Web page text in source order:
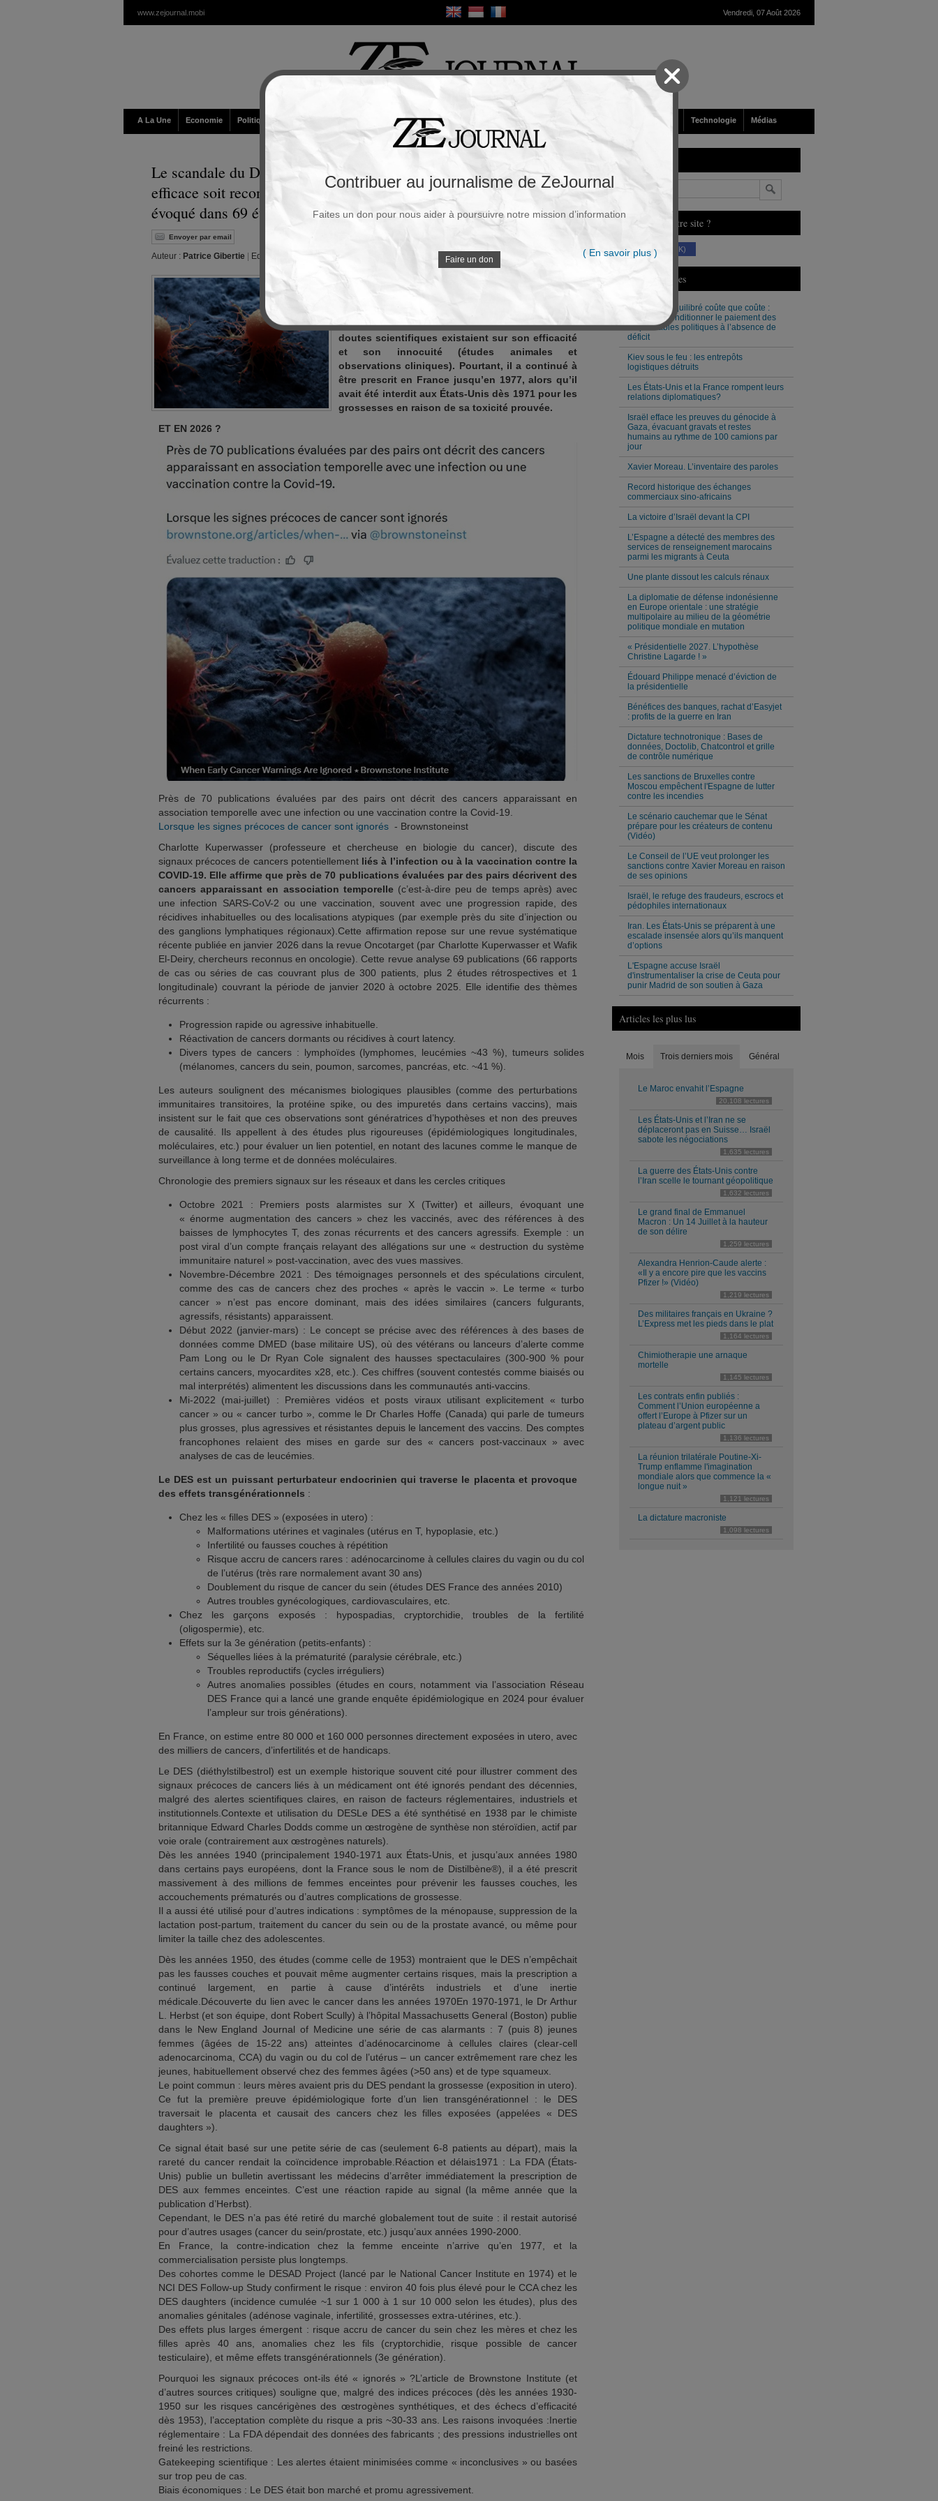
www.zejournal.mobi Vendredi, 07 Août 2026
A La Une Economie Politique / Géopolitique Religion Sport France / Europe Société Technologie Médias
Le scandale du Distilbene: 30 ans pour que cette molécule sure et
efficace soit reconnue cancérigène. Combien pour l’ARNm covid
évoqué dans 69 études?
Envoyer par email Souscrire à la newsletter
Auteur : Patrice Gibertie Editeur : Jeudi, 05 Févr. 2026 - 16h14
Il a été prescrit à environ 200 000 femmes
enceintes entre 1948 et 1977 pour prévenir les
prématurés.Dès les années 1950-1960, des
doutes scientifiques existaient sur son efficacité
et son innocuité (études animales et
observations cliniques). Pourtant, il a continué à
être prescrit en France jusqu’en 1977, alors qu’il
avait été interdit aux États-Unis dès 1971 pour les
grossesses en raison de sa toxicité prouvée.
ET EN 2026 ?
Près de 70 publications évaluées par des pairs ont décrit des cancers apparaissant en
association temporelle avec une infection ou une vaccination contre la Covid-19.
Lorsque les signes précoces de cancer sont ignorés - Brownstoneinst
Charlotte Kuperwasser (professeure et chercheuse en biologie du cancer), discute des
signaux précoces de cancers potentiellement liés à l’infection ou à la vaccination contre la
COVID-19. Elle affirme que près de 70 publications évaluées par des pairs décrivent des
cancers apparaissant en association temporelle(c’est-à-dire peu de temps après) avec
une infection SARS-CoV-2 ou une vaccination, souvent avec une progression rapide, des
récidives inhabituelles ou des localisations atypiques (par exemple près du site d’injection ou
des ganglions lymphatiques régionaux).Cette affirmation repose sur une revue systématique
récente publiée en janvier 2026 dans la revue Oncotarget (par Charlotte Kuperwasser et Wafik
El-Deiry, chercheurs reconnus en oncologie). Cette revue analyse 69 publications (66 rapports
de cas ou séries de cas couvrant plus de 300 patients, plus 2 études rétrospectives et 1
longitudinale) couvrant la période de janvier 2020 à octobre 2025. Elle identifie des thèmes
récurrents :
Progression rapide ou agressive inhabituelle.
Réactivation de cancers dormants ou récidives à court latency.
Divers types de cancers : lymphoïdes (lymphomes, leucémies ~43 %), tumeurs solides
(mélanomes, cancers du sein, poumon, sarcomes, pancréas, etc. ~41 %).
Les auteurs soulignent des mécanismes biologiques plausibles (comme des perturbations
immunitaires transitoires, la protéine spike, ou des impuretés dans certains vaccins), mais
insistent sur le fait que ces observations sont génératrices d’hypothèses et non des preuves
de causalité. Ils appellent à des études plus rigoureuses (épidémiologiques longitudinales,
moléculaires, etc.) pour évaluer un lien potentiel, en notant des lacunes comme le manque de
surveillance à long terme et de données moléculaires.
Chronologie des premiers signaux sur les réseaux et dans les cercles critiques
Octobre 2021 : Premiers posts alarmistes sur X (Twitter) et ailleurs, évoquant une
« énorme augmentation des cancers » chez les vaccinés, avec des références à des
baisses de lymphocytes T, des zonas récurrents et des cancers agressifs. Exemple : un
post viral d’un compte français relayant des allégations sur une « destruction du système
immunitaire naturel » post-vaccination, avec des vues massives.
Novembre-Décembre 2021 : Des témoignages personnels et des spéculations circulent,
comme des cas de cancers chez des proches « après le vaccin ». Le terme « turbo
cancer » n’est pas encore dominant, mais des idées similaires (cancers fulgurants,
agressifs, résistants) apparaissent.
Début 2022 (janvier-mars) : Le concept se précise avec des références à des bases de
données comme DMED (base militaire US), où des vétérans ou lanceurs d’alerte comme
Pam Long ou le Dr Ryan Cole signalent des hausses spectaculaires (300-900 % pour
certains cancers, myocardites x28, etc.). Ces chiffres (souvent contestés comme biaisés ou
mal interprétés) alimentent les discussions dans les communautés anti-vaccins.
Mi-2022 (mai-juillet) : Premières vidéos et posts viraux utilisant explicitement « turbo
cancer » ou « cancer turbo », comme le Dr Charles Hoffe (Canada) qui parle de tumeurs
plus grosses, plus agressives et résistantes depuis le lancement des vaccins. Des comptes
francophones relaient des mises en garde sur des « cancers post-vaccinaux » avec
analyses de cas de leucémies.
Le DES est un puissant perturbateur endocrinien qui traverse le placenta et provoque
des effets transgénérationnels :
Chez les « filles DES » (exposées in utero) :
Malformations utérines et vaginales (utérus en T, hypoplasie, etc.)
Infertilité ou fausses couches à répétition
Risque accru de cancers rares : adénocarcinome à cellules claires du vagin ou du col
de l’utérus (très rare normalement avant 30 ans)
Doublement du risque de cancer du sein (études DES France des années 2010)
Autres troubles gynécologiques, cardiovasculaires, etc.
Chez les garçons exposés : hypospadias, cryptorchidie, troubles de la fertilité
(oligospermie), etc.
Effets sur la 3e génération (petits-enfants) :
Séquelles liées à la prématurité (paralysie cérébrale, etc.)
Troubles reproductifs (cycles irréguliers)
Autres anomalies possibles (études en cours, notamment via l’association Réseau
DES France qui a lancé une grande enquête épidémiologique en 2024 pour évaluer
l’ampleur sur trois générations).
En France, on estime entre 80 000 et 160 000 personnes directement exposées in utero, avec
des milliers de cancers, d’infertilités et de handicaps.
Le DES (diéthylstilbestrol) est un exemple historique souvent cité pour illustrer comment des
signaux précoces de cancers liés à un médicament ont été ignorés pendant des décennies,
malgré des alertes scientifiques claires, en raison de facteurs réglementaires, industriels et
institutionnels.Contexte et utilisation du DESLe DES a été synthétisé en 1938 par le chimiste
britannique Edward Charles Dodds comme un œstrogène de synthèse non stéroïdien, actif par
voie orale (contrairement aux œstrogènes naturels).
Dès les années 1940 (principalement 1940-1971 aux États-Unis, et jusqu’aux années 1980
dans certains pays européens, dont la France sous le nom de Distilbène®), il a été prescrit
massivement à des millions de femmes enceintes pour prévenir les fausses couches, les
accouchements prématurés ou d’autres complications de grossesse.
Il a aussi été utilisé pour d’autres indications : symptômes de la ménopause, suppression de la
lactation post-partum, traitement du cancer du sein ou de la prostate avancé, ou même pour
limiter la taille chez des adolescentes.
Dès les années 1950, des études (comme celle de 1953) montraient que le DES n’empêchait
pas les fausses couches et pouvait même augmenter certains risques, mais la prescription a
continué largement, en partie à cause d’intérêts industriels et d’une inertie
médicale.Découverte du lien avec le cancer dans les années 1970En 1970-1971, le Dr Arthur
L. Herbst (et son équipe, dont Robert Scully) à l’hôpital Massachusetts General (Boston) publie
dans le New England Journal of Medicine une série de cas alarmants : 7 (puis 8) jeunes
femmes (âgées de 15-22 ans) atteintes d’adénocarcinome à cellules claires (clear-cell
adenocarcinoma, CCA) du vagin ou du col de l’utérus – un cancer extrêmement rare chez les
jeunes, habituellement observé chez des femmes âgées (>50 ans) et de type squameux.
Le point commun : leurs mères avaient pris du DES pendant la grossesse (exposition in utero).
Ce fut la première preuve épidémiologique forte d’un lien transgénérationnel : le DES
traversait le placenta et causait des cancers chez les filles exposées (appelées « DES
daughters »).
Ce signal était basé sur une petite série de cas (seulement 6-8 patients au départ), mais la
rareté du cancer rendait la coïncidence improbable.Réaction et délais1971 : La FDA (États-
Unis) publie un bulletin avertissant les médecins d’arrêter immédiatement la prescription de
DES aux femmes enceintes. C’est une réaction rapide au signal (la même année que la
publication d’Herbst).
Cependant, le DES n’a pas été retiré du marché globalement tout de suite : il restait autorisé
pour d’autres usages (cancer du sein/prostate, etc.) jusqu’aux années 1990-2000.
En France, la contre-indication chez la femme enceinte n’arrive qu’en 1977, et la
commercialisation persiste plus longtemps.
Des cohortes comme le DESAD Project (lancé par le National Cancer Institute en 1974) et le
NCI DES Follow-up Study confirment le risque : environ 40 fois plus élevé pour le CCA chez les
DES daughters (incidence cumulée ~1 sur 1 000 à 1 sur 10 000 selon les études), plus des
anomalies génitales (adénose vaginale, infertilité, grossesses extra-utérines, etc.).
Des effets plus larges émergent : risque accru de cancer du sein chez les mères et chez les
filles après 40 ans, anomalies chez les fils (cryptorchidie, risque possible de cancer
testiculaire), et même effets transgénérationnels (3e génération).
Pourquoi les signaux précoces ont-ils été « ignorés » ?L’article de Brownstone Institute (et
d’autres sources critiques) souligne que, malgré des indices précoces (dès les années 1930-
1950 sur les risques cancérigènes des œstrogènes synthétiques, et des échecs d’efficacité
dès 1953), l’acceptation complète du risque a pris ~30-33 ans. Les raisons invoquées :Inertie
réglementaire : La FDA dépendait des données des fabricants ; des pressions industrielles ont
freiné les restrictions.
Gatekeeping scientifique : Les alertes étaient minimisées comme « inconclusives » ou basées
sur trop peu de cas.
Biais économiques : Le DES était bon marché et promu agressivement.
Vous aimez notre site ?
(230 K)
Derniers Articles
Un budget équilibré coûte que coûte :
Milei veut conditionner le paiement des
responsables politiques à l’absence de
déficit
Kiev sous le feu : les entrepôts
logistiques détruits
Les États-Unis et la France rompent leurs
relations diplomatiques?
Israël efface les preuves du génocide à
Gaza, évacuant gravats et restes
humains au rythme de 100 camions par
jour
Xavier Moreau. L’inventaire des paroles
Record historique des échanges
commerciaux sino-africains
La victoire d’Israël devant la CPI
L’Espagne a détecté des membres des
services de renseignement marocains
parmi les migrants à Ceuta
Une plante dissout les calculs rénaux
La diplomatie de défense indonésienne
en Europe orientale : une stratégie
multipolaire au milieu de la géométrie
politique mondiale en mutation
« Présidentielle 2027. L’hypothèse
Christine Lagarde ! »
Édouard Philippe menacé d’éviction de
la présidentielle
Bénéfices des banques, rachat d’Easyjet
: profits de la guerre en Iran
Dictature technotronique : Bases de
données, Doctolib, Chatcontrol et grille
de contrôle numérique
Les sanctions de Bruxelles contre
Moscou empêchent l'Espagne de lutter
contre les incendies
Le scénario cauchemar que le Sénat
prépare pour les créateurs de contenu
(Vidéo)
Le Conseil de l’UE veut prolonger les
sanctions contre Xavier Moreau en raison
de ses opinions
Israël, le refuge des fraudeurs, escrocs et
pédophiles internationaux
Iran. Les États-Unis se préparent à une
escalade insensée alors qu’ils manquent
d’options
L'Espagne accuse Israël
d'instrumentaliser la crise de Ceuta pour
punir Madrid de son soutien à Gaza
Articles les plus lus
Mois Trois derniers mois Général
Le Maroc envahit l’Espagne
20,108 lectures
Les États-Unis et l’Iran ne se
déplaceront pas en Suisse… Israël
sabote les négociations
1,635 lectures
La guerre des États-Unis contre
l’Iran scelle le tournant géopolitique
1,632 lectures
Le grand final de Emmanuel
Macron : Un 14 Juillet à la hauteur
de son délire
1,259 lectures
Alexandra Henrion-Caude alerte :
«Il y a encore pire que les vaccins
Pfizer !» (Vidéo)
1,219 lectures
Des militaires français en Ukraine ?
L’Express met les pieds dans le plat
1,164 lectures
Chimiotherapie une arnaque
mortelle
1,145 lectures
Les contrats enfin publiés :
Comment l’Union européenne a
offert l’Europe à Pfizer sur un
plateau d’argent public
1,136 lectures
La réunion trilatérale Poutine-Xi-
Trump enflamme l'imagination
mondiale alors que commence la «
longue nuit »
1,121 lectures
La dictature macroniste
1,098 lectures
Contribuer au journalisme de ZeJournal
Faites un don pour nous aider à poursuivre notre mission d’information
Faire un don
( En savoir plus )